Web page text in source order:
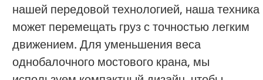
нашей передовой технологией, наша техника
может перемещать груз с точностью легким
движением. Для уменьшения веса
однобалочного мостового крана, мы